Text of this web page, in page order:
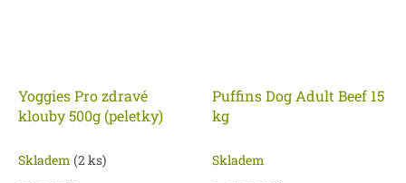
Yoggies Pro zdravé
klouby 500g (peletky)
Skladem (2 ks)
Puffins Dog Adult Beef 15
kg
Skladem